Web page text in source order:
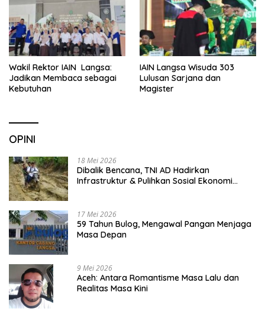
Wakil Rektor IAIN Langsa:
Jadikan Membaca sebagai
Kebutuhan
IAIN Langsa Wisuda 303
Lulusan Sarjana dan
Magister
OPINI
18 Mei 2026
Dibalik Bencana, TNI AD Hadirkan
Infrastruktur & Pulihkan Sosial Ekonomi
17 Mei 2026
59 Tahun Bulog, Mengawal Pangan Menjaga
Masa Depan
9 Mei 2026
Aceh: Antara Romantisme Masa Lalu dan
Realitas Masa Kini